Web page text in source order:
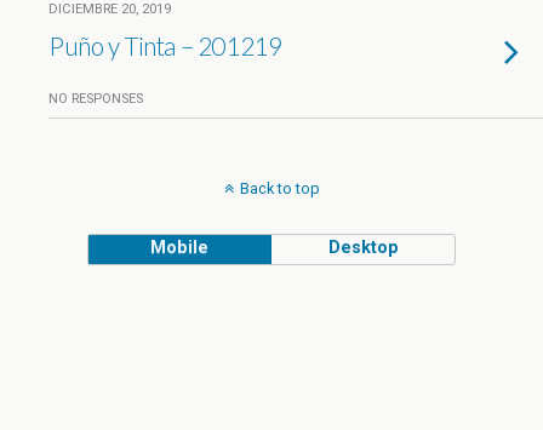
DICIEMBRE 20, 2019
Puño y Tinta – 201219
NO RESPONSES
Back to top
Mobile Desktop